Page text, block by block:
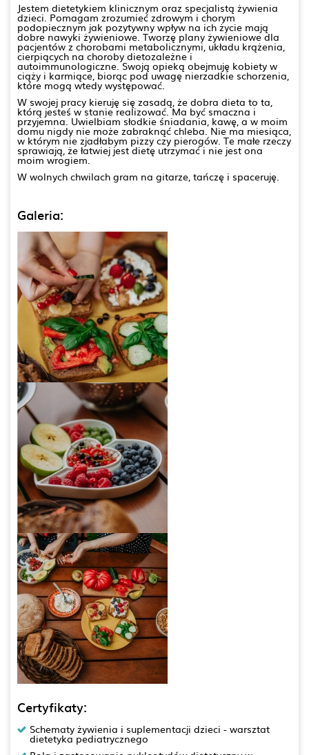
Jestem dietetykiem klinicznym oraz specjalistą żywienia
dzieci. Pomagam zrozumieć zdrowym i chorym
podopiecznym jak pozytywny wpływ na ich życie mają
dobre nawyki żywieniowe. Tworzę plany żywieniowe dla
pacjentów z chorobami metabolicznymi, układu krążenia,
cierpiących na choroby dietozależne i
autoimmunologiczne. Swoją opieką obejmuję kobiety w
ciąży i karmiące, biorąc pod uwagę nierzadkie schorzenia,
które mogą wtedy występować.
W swojej pracy kieruję się zasadą, że dobra dieta to ta,
którą jesteś w stanie realizować. Ma być smaczna i
przyjemna. Uwielbiam słodkie śniadania, kawę, a w moim
domu nigdy nie może zabraknąć chleba. Nie ma miesiąca,
w którym nie zjadłabym pizzy czy pierogów. Te małe rzeczy
sprawiają, że łatwiej jest dietę utrzymać i nie jest ona
moim wrogiem.
W wolnych chwilach gram na gitarze, tańczę i spaceruję.
Galeria:
Certyfikaty:
Schematy żywienia i suplementacji dzieci - warsztat
dietetyka pediatrycznego